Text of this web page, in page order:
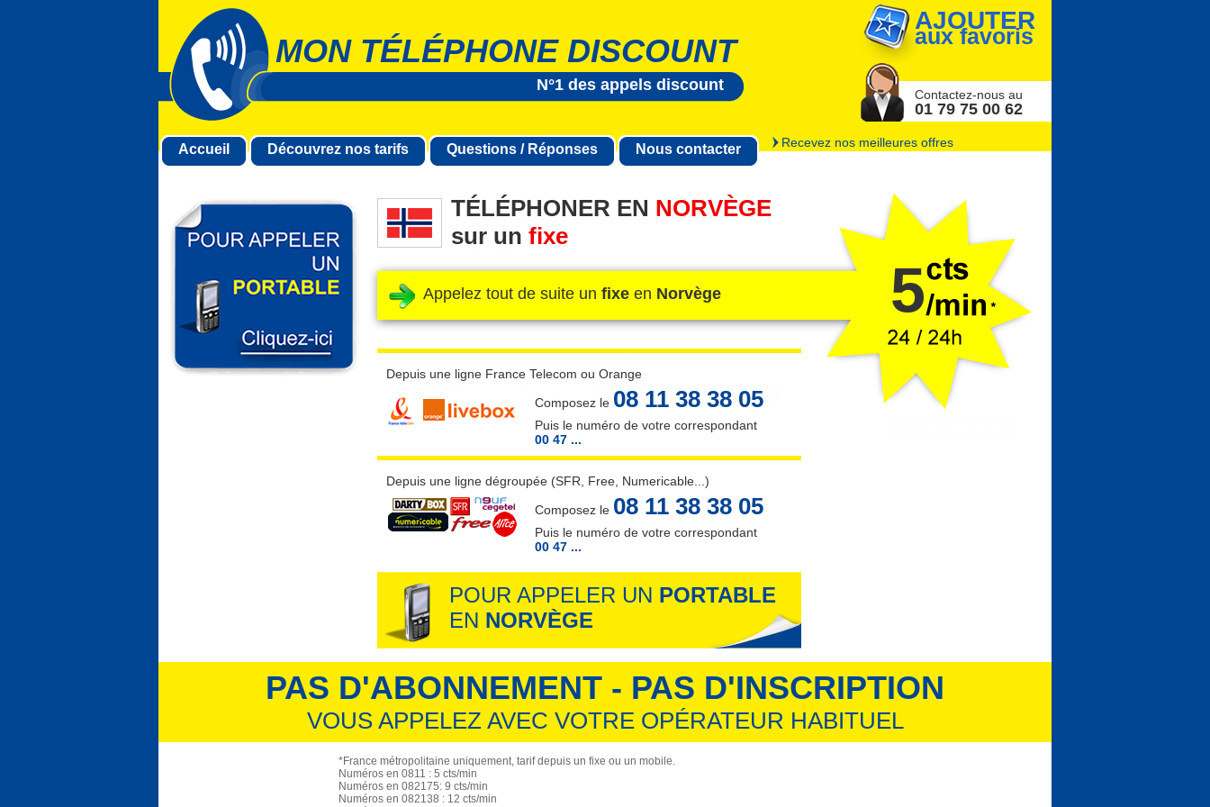
MON TÉLÉPHONE DISCOUNT
N°1 des appels discount
Contactez-nous au
01 79 75 00 62
AJOUTER
aux favoris
Accueil Découvrez nos tarifs Questions / Réponses Nous contacter Recevez nos meilleures offres
TÉLÉPHONER EN NORVÈGE
sur un fixe
Appelez tout de suite un fixe en Norvège 5
Depuis une ligne France Telecom ou Orange
Composez le 08 11 38 38 05
Puis le numéro de votre correspondant
00 47 ...
Depuis une ligne dégroupée (SFR, Free, Numericable...)
Composez le 08 11 38 38 05
Puis le numéro de votre correspondant
00 47 ...
POUR APPELER UN PORTABLE
EN NORVÈGE
PAS D'ABONNEMENT - PAS D'INSCRIPTION
VOUS APPELEZ AVEC VOTRE OPÉRATEUR HABITUEL
*France métropolitaine uniquement, tarif depuis un fixe ou un mobile.
Numéros en 0811 : 5 cts/min
Numéros en 082175: 9 cts/min
Numéros en 082138 : 12 cts/min